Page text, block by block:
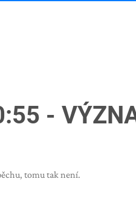
-
tomu tak není.